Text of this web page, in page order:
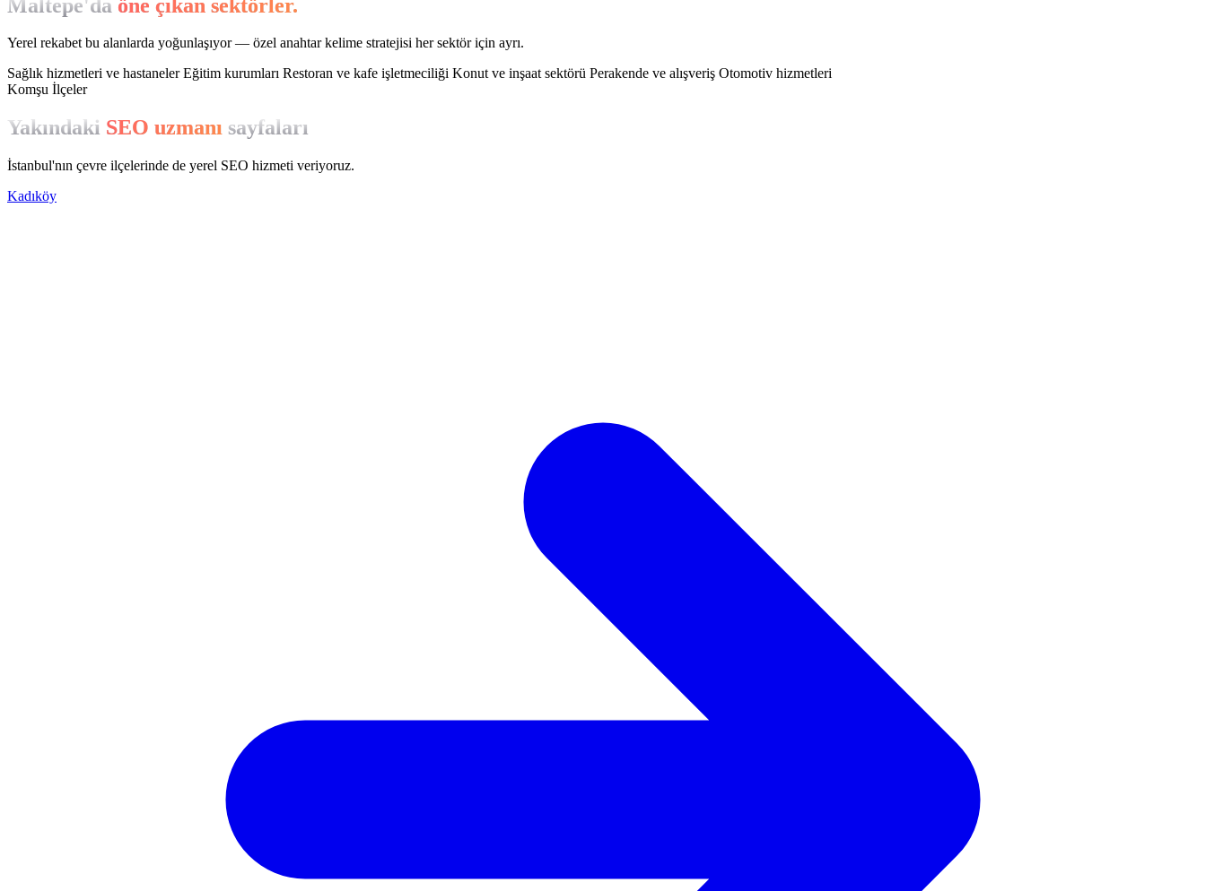
Maltepe'da öne çıkan sektörler.
Yerel rekabet bu alanlarda yoğunlaşıyor — özel anahtar kelime stratejisi her sektör için ayrı.
Sağlık hizmetleri ve hastanelerEğitim kurumları Restoran ve kafe işletmeciliği Konut ve inşaat sektörü Perakende ve alışveriş Otomotiv hizmetleri
Komşu İlçeler
Yakındaki SEO uzmanı sayfaları
İstanbul'nın çevre ilçelerinde de yerel SEO hizmeti veriyoruz.
Kadıköy